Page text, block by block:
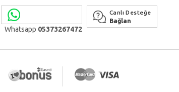
Whatsapp 05373267472
Canlı Desteğe
Bağlan